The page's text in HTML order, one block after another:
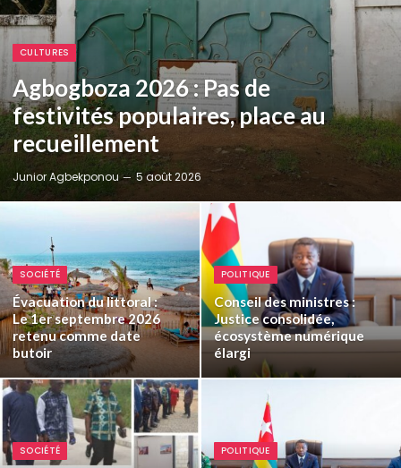
CULTURES
Agbogboza 2026 : Pas de
festivités populaires, place au
recueillement
Junior Agbekponou 5 août 2026
SOCIÉTÉ
Évacuation du littoral :
Le 1er septembre 2026
retenu comme date
butoir
POLITIQUE
Conseil des ministres :
Justice consolidée,
écosystème numérique
élargi
SOCIÉTÉ POLITIQUE